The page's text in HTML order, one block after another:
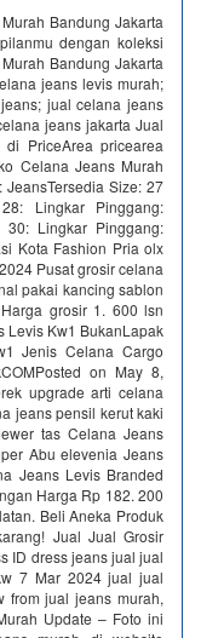
Bandung Jakarta
dengan koleksi
Bandung Jakarta
jeans levis murah;
jual celana jeans
jeans jakarta Jual
PriceArea pricearea
Celana Jeans Murah
Size: 27
Lingkar Pinggang:
30: Lingkar Pinggang:
Kota Fashion Pria olx
Pusat grosir celana
pakai kancing sablon
grosir 1. 600 lsn
Levis Kw1 BukanLapak
Jenis Celana Cargo
on May 8,
upgrade arti celana
jeans pensil kerut kaki
tas Celana Jeans
Abu elevenia Jeans
Jeans Levis Branded
Harga Rp 182. 200
Beli Aneka Produk
Jual Jual Grosir
ID dress jeans jual jual
7 Mar 2024 jual jual
from jual jeans murah,
Update – Foto ini